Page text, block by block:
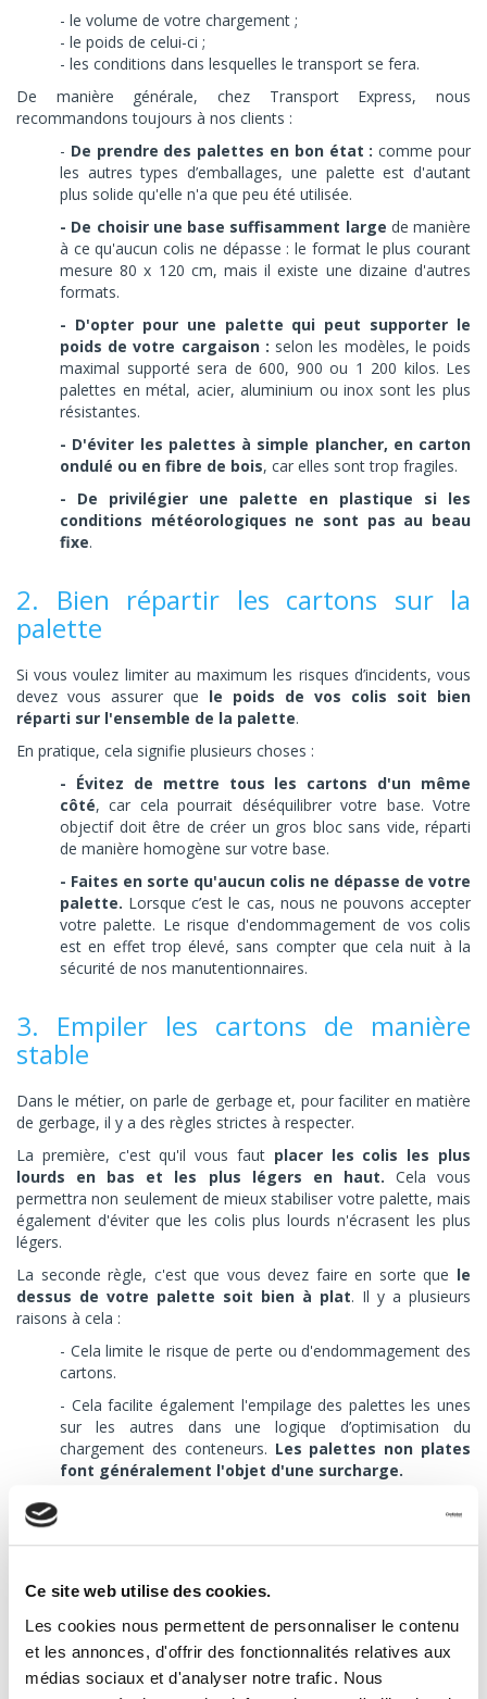
Ce site web utilise des cookies.
Les cookies nous permettent de personnaliser le contenu
et les annonces, d'offrir des fonctionnalités relatives aux
médias sociaux et d'analyser notre trafic. Nous
- le volume de votre chargement ;
- le poids de celui-ci ;
- les conditions dans lesquelles le transport se fera.
De manière générale, chez Transport Express, nous
recommandons toujours à nos clients :
- De prendre des palettes en bon état : comme pour
les autres types d’emballages, une palette est d'autant
plus solide qu'elle n'a que peu été utilisée.
- De choisir une base suffisamment large de manière
à ce qu'aucun colis ne dépasse : le format le plus courant
mesure 80 x 120 cm, mais il existe une dizaine d'autres
formats.
- D'opter pour une palette qui peut supporter le
poids de votre cargaison : selon les modèles, le poids
maximal supporté sera de 600, 900 ou 1 200 kilos. Les
palettes en métal, acier, aluminium ou inox sont les plus
résistantes.
- D'éviter les palettes à simple plancher, en carton
ondulé ou en fibre de bois, car elles sont trop fragiles.
- De privilégier une palette en plastique si les
conditions météorologiques ne sont pas au beau
fixe.
2. Bien répartir les cartons sur la
palette
Si vous voulez limiter au maximum les risques d’incidents, vous
devez vous assurer que le poids de vos colis soit bien
réparti sur l'ensemble de la palette.
En pratique, cela signifie plusieurs choses :
- Évitez de mettre tous les cartons d'un même
côté, car cela pourrait déséquilibrer votre base. Votre
objectif doit être de créer un gros bloc sans vide, réparti
de manière homogène sur votre base.
- Faites en sorte qu'aucun colis ne dépasse de votre
palette. Lorsque c’est le cas, nous ne pouvons accepter
votre palette. Le risque d'endommagement de vos colis
est en effet trop élevé, sans compter que cela nuit à la
sécurité de nos manutentionnaires.
3. Empiler les cartons de manière
stable
Dans le métier, on parle de gerbage et, pour faciliter en matière
de gerbage, il y a des règles strictes à respecter.
La première, c'est qu'il vous faut placer les colis les plus
lourds en bas et les plus légers en haut. Cela vous
permettra non seulement de mieux stabiliser votre palette, mais
également d'éviter que les colis plus lourds n'écrasent les plus
légers.
La seconde règle, c'est que vous devez faire en sorte que le
dessus de votre palette soit bien à plat. Il y a plusieurs
raisons à cela :
- Cela limite le risque de perte ou d'endommagement des
cartons.
- Cela facilite également l'empilage des palettes les unes
sur les autres dans une logique d’optimisation du
chargement des conteneurs. Les palettes non plates
font généralement l'objet d'une surcharge.
4. Protéger correctement la palette
sûrs, il est néanmoins important de bien la protéger. Pour cela,
vous pouvez procéder de plusieurs manières :
- Mettre des cornières sur les angles de votre
palettepour éviter les chocs et les éraflures.